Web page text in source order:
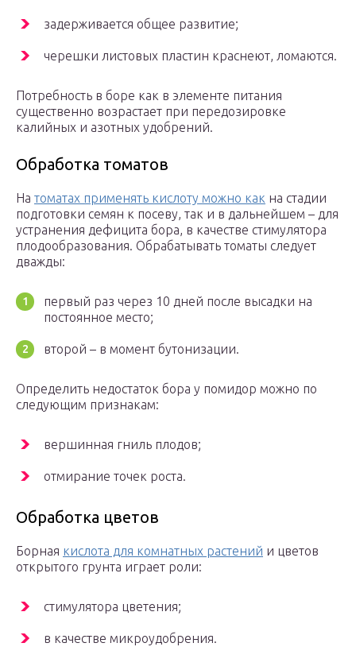
задерживается общее развитие;
черешки листовых пластин краснеют, ломаются.
Потребность в боре как в элементе питания
существенно возрастает при передозировке
калийных и азотных удобрений.
Обработка томатов
На томатах применять кислоту можно как на стадии
подготовки семян к посеву, так и в дальнейшем – для
устранения дефицита бора, в качестве стимулятора
плодообразования. Обрабатывать томаты следует
дважды:
первый раз через 10 дней после высадки на
постоянное место;
второй – в момент бутонизации.
Определить недостаток бора у помидор можно по
следующим признакам:
вершинная гниль плодов;
отмирание точек роста.
Обработка цветов
Борная кислота для комнатных растений и цветов
открытого грунта играет роли:
стимулятора цветения;
в качестве микроудобрения.